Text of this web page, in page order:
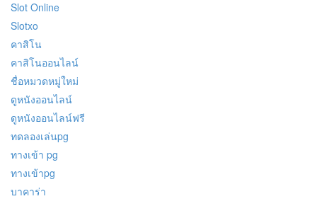
Slot Online
Slotxo
คาสิโน
คาสิโนออนไลน์
ชื่อหมวดหมู่ใหม่
ดูหนังออนไลน์
ดูหนังออนไลน์ฟรี
ทดลองเล่นpg
ทางเข้า pg
ทางเข้าpg
บาคาร่า